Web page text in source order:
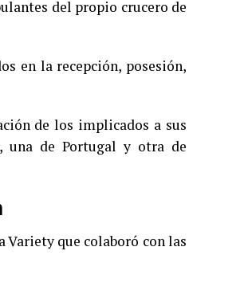
del propio crucero de
en la recepción, posesión,
de los implicados a sus
una de Portugal y otra de
que colaboró con las